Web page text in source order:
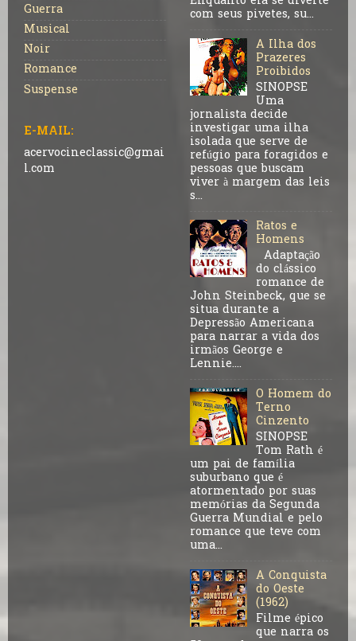
Guerra
Musical
Noir
Romance
Suspense
E-MAIL:
acervocineclassic@gmai
l.com
com seus pivetes, su...
A Ilha dos
Prazeres
Proibidos
SINOPSE
Uma
jornalista decide
investigar uma ilha
isolada que serve de
refúgio para foragidos e
pessoas que buscam
viver à margem das leis
s...
Ratos e
Homens
Adaptação
do clássico
romance de
John Steinbeck, que se
situa durante a
Depressão Americana
para narrar a vida dos
irmãos George e
Lennie....
O Homem do
Terno
Cinzento
SINOPSE
Tom Rath é
um pai de família
suburbano que é
atormentado por suas
memórias da Segunda
Guerra Mundial e pelo
romance que teve com
uma...
A Conquista
do Oeste
(1962)
Filme épico
que narra os